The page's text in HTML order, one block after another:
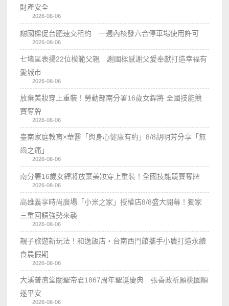
財產安全
2026-08-06
謝國樑促台肥速交租約 一週內核發六合停車場使用許可
2026-08-06
七堵區表揚22位模範父親 謝國樑感謝父愛奉獻打造幸福有
愛城市
2026-08-06
放棄美妝穿上重裝！勞動部南分署16歲女銲將 全國技能競
賽奪牌
2026-08-06
臺南家庭教育×華醫「與身心健康有約」8/8胡明芳分享「無
齒之痛」
2026-08-06
南分署16歲女銲將放棄美妝穿上重裝！全國技能競賽奪牌
2026-08-06
高雄義享時尚廣場「小米之家」授權店8/8盛大開幕！獨家
三重回饋強勢來襲
2026-08-06
親子旅遊新玩法！和逸飯店‧台南西門館攜手小農打造永續
食農假期
2026-08-06
大溪普濟堂關聖帝君1867周年聖誕慶典 張善政祈願桃園順
遂平安
2026-08-06